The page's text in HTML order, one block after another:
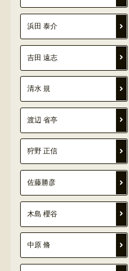
浜田 泰介
吉田 遠志
清水 規
渡辺 省亭
狩野 正信
佐藤勝彦
木島 櫻谷
中原 脩